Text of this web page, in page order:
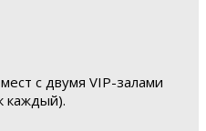
с двумя VIP-залами
каждый).